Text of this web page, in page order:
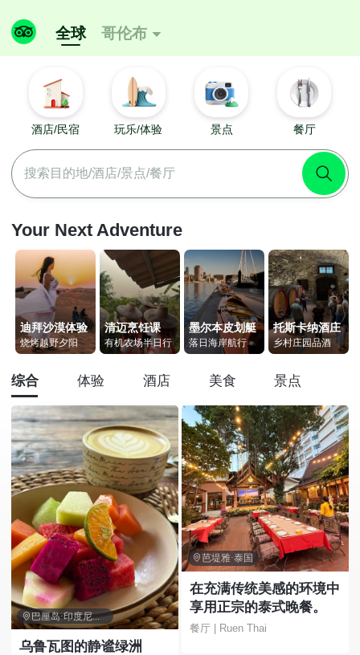
全球 哥伦布 
酒店/民宿 玩乐/体验 景点 餐厅
搜索目的地/酒店/景点/餐厅
Your Next Adventure
迪拜沙漠体验
烧烤越野夕阳
清迈烹饪课
有机农场半日行
墨尔本皮划艇
落日海岸航行
托斯卡纳酒庄
乡村庄园品酒
综合 体验 酒店 美食 景点
 巴厘岛·印度尼西亚
乌鲁瓦图的静谧绿洲
芭堤雅·泰国
在充满传统美感的环境中
享用正宗的泰式晚餐。
餐厅 | Ruen Thai